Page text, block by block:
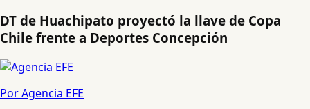
DT de Huachipato proyectó la llave de Copa
Chile frente a Deportes Concepción
Por Agencia EFE